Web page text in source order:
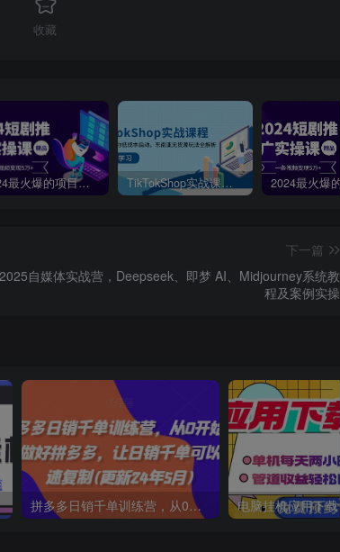
收藏
2024最火爆的项目短剧推广实操课，一条视频变现5万+【附软件工具】 TikTokShop实战课程，手把手教你低成本启动，东南亚无货源玩法全解析
下一篇
2025自媒体实战营，Deepseek、即梦 AI、Midjourney系统教
程及案例实操
拼多多日销千单训练营，从0开始带你做好拼多多，让日销千单可以快速复制(更新25年4月)